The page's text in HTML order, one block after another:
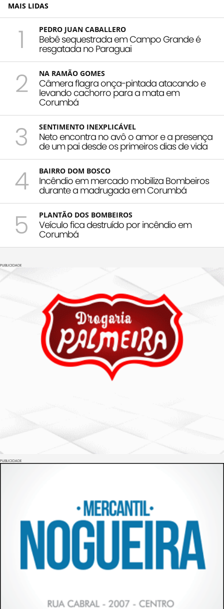
MAIS LIDAS
1 PEDRO JUAN CABALLERO
Bebê sequestrada em Campo Grande é
resgatada no Paraguai
2 NA RAMÃO GOMES
Câmera flagra onça-pintada atacando e
levando cachorro para a mata em
Corumbá
3 SENTIMENTO INEXPLICÁVEL
Neto encontra no avô o amor e a presença
de um pai desde os primeiros dias de vida
4 BAIRRO DOM BOSCO
Incêndio em mercado mobiliza Bombeiros
durante a madrugada em Corumbá
5 PLANTÃO DOS BOMBEIROS
Veículo fica destruído por incêndio em
Corumbá
PUBLICIDADE
PUBLICIDADE